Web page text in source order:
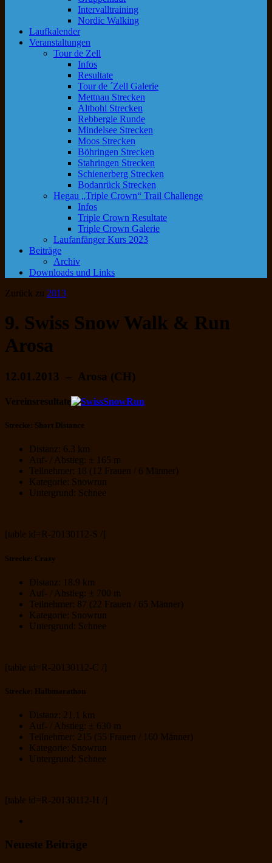
Intervalltraining
Nordic Walking
Laufkalender
Veranstaltungen
Tour de Zell
Infos
Resultate
Tour de ´Zell Galerie
Mettnau Strecken
Altbohl Strecken
Rebbergle Runde
Mindelsee Strecken
Moos Strecken
Böhringen Strecken
Stahringen Strecken
Schienerberg Strecken
Bodanrück Strecken
Hegau „Triple Crown“ Trail Challenge
Infos
Triple Crown Resultate
Triple Crown Galerie
Laufanfänger Kurs 2023
Beiträge
Archiv
Downloads und Links
Zurück zu 2013
9. Swiss Snow Walk & Run
Arosa
12.01.2013 – Arosa (CH)
Vereinsresultate
Strecke: Short Distance
Distanz: 6.3 km
Auf- / Abstieg: ± 165 m
Teilnehmer: 18 (12 Frauen / 6 Männer)
Kategorie: Snowrun
Untergrund: Schnee
[table id=R-20130112-S /]
Strecke: Crazy
Distanz: 18.9 km
Auf- / Abstieg: ± 700 m
Teilnehmer: 87 (22 Frauen / 65 Männer)
Kategorie: Snowrun
Untergrund: Schnee
[table id=R-20130112-C /]
Strecke: Halbmarathon
Distanz: 21.1 km
Auf- / Abstieg: ± 630 m
Teilnehmer: 215 (55 Frauen / 160 Männer)
Kategorie: Snowrun
Untergrund: Schnee
[table id=R-20130112-H /]
Neueste Beiträge